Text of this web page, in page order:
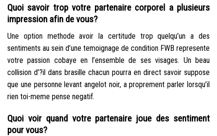
Quoi savoir trop votre partenaire corporel a plusieurs
impression afin de vous?
Une option methode avoir la certitude trop quelqu’un a des
sentiments au sein d’une temoignage de condition FWB represente
votre passion cobaye en l’ensemble de ses visages. Un beau
collision d’?il dans brasille chacun pourra en direct savoir suppose
que une personne levant angelot noir, a proprement parler lorsqu’il
rien toi-meme pense negatif.
Quoi voir quand votre partenaire joue des sentiment
pour vous?